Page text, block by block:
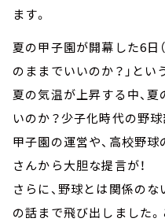
ます。
夏の甲子園が開幕した6日
のままでいいのか？」と
夏の気温が上昇する中、
いのか？少子化時代の野
甲子園の運営や、高校野
さんから大胆な提言が！
さらに、野球とは関係の
の話まで飛び出しました